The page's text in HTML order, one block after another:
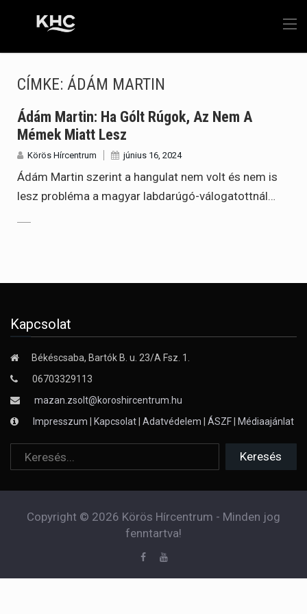
CÍMKE: ÁDÁM MARTIN
Ádám Martin: Ha Gólt Rúgok, Az Nem A
Mémek Miatt Lesz
Körös Hírcentrum június 16, 2024
Ádám Martin szerint a hangulat nem volt és nem is
lesz probléma a magyar labdarúgó-válogatottnál…
Kapcsolat
Békéscsaba, Bartók B. u. 23/A Fsz. 1.
06703329113
mazan.zsolt@koroshircentrum.hu
Impresszum
Kapcsolat Adatvédelem ÁSZF Médiaajánlat
Copyright © 2026 Körös Hírcentrum - Minden jog
fenntartva!